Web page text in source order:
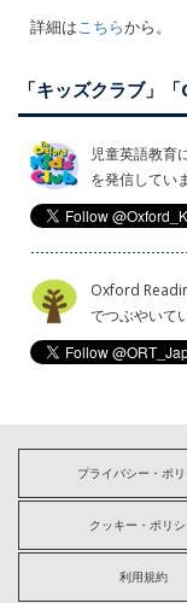
詳細はこちらから。
「キッズクラブ」
児童英語教育
を発信してい
Oxford
でつぶやいて
プライバシー・ポ
クッキー・ポリ
利用規約